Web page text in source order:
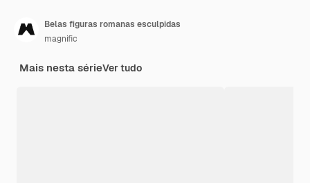
Belas figuras romanas esculpidas
magnific
Mais nesta sérieVer tudo